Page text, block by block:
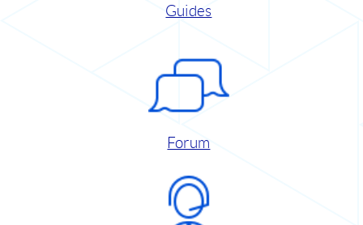
Guides
Forum